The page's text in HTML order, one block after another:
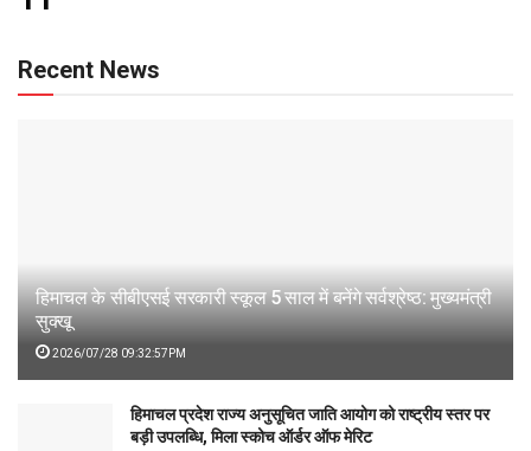
Recent News
हिमाचल के सीबीएसई सरकारी स्कूल 5 साल में बनेंगे सर्वश्रेष्ठ: मुख्यमंत्री
सुक्खू
2026/07/28 09:32:57PM
हिमाचल प्रदेश राज्य अनुसूचित जाति आयोग को राष्ट्रीय स्तर पर
बड़ी उपलब्धि, मिला स्कोच ऑर्डर ऑफ मेरिट